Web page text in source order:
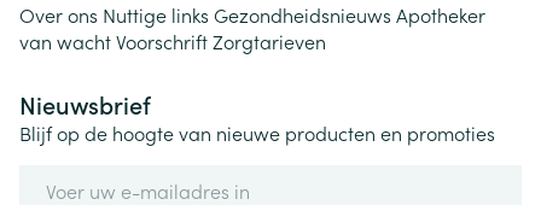
Over ons Nuttige links Gezondheidsnieuws Apotheker
van wachtVoorschriftZorgtarieven
Nieuwsbrief
Blijf op de hoogte van nieuwe producten en promoties